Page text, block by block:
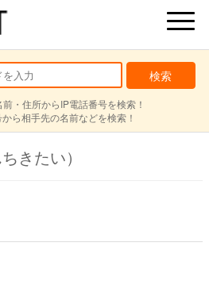
・住所からIP電話番号を検索！
ら相手先の名前などを検索！
きたい）